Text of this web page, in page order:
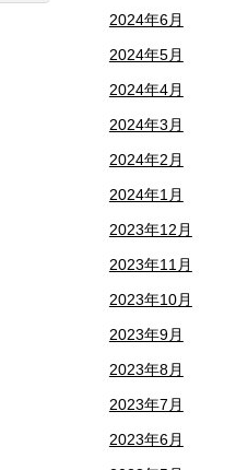
2024年6月
2024年5月
2024年4月
2024年3月
2024年2月
2024年1月
2023年12月
2023年11月
2023年10月
2023年9月
2023年8月
2023年7月
2023年6月